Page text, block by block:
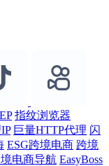
指纹浏览器
巨量HTTP代理 闪
ESG跨境电商 跨境
电商导航 EasyBoss